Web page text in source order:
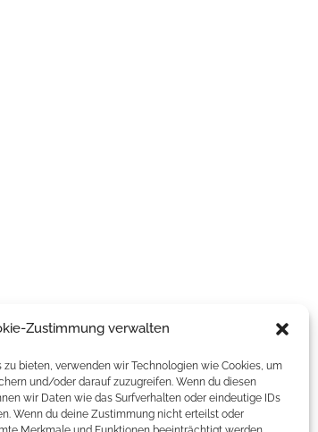
Zustimmung verwalten
zu bieten, verwenden wir Technologien wie Cookies, um
und/oder darauf zuzugreifen. Wenn du diesen
wir Daten wie das Surfverhalten oder eindeutige IDs
Wenn du deine Zustimmung nicht erteilst oder